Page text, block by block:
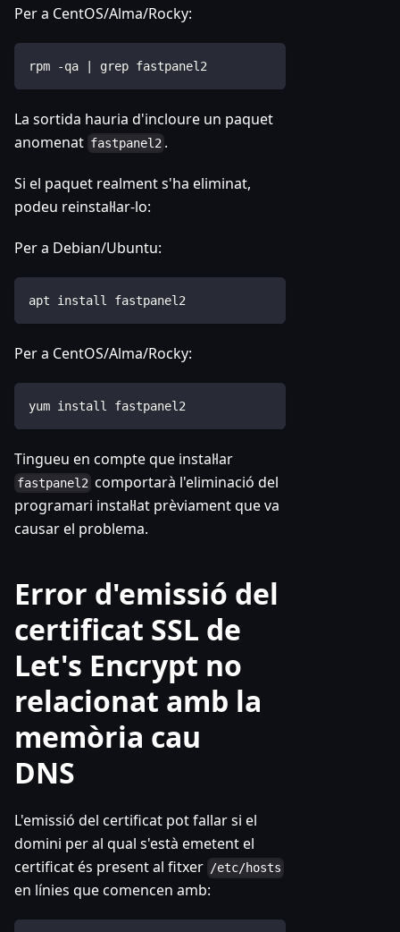
Per a CentOS/Alma/Rocky:
rpm -qa | grep fastpanel2
La sortida hauria d'incloure un paquet
anomenat fastpanel2 .
Si el paquet realment s'ha eliminat,
podeu reinstal·lar-lo:
Per a Debian/Ubuntu:
apt install fastpanel2
Per a CentOS/Alma/Rocky:
yum install fastpanel2
Tingueu en compte que instal·lar
fastpanel2 comportarà l'eliminació del
programari instal·lat prèviament que va
causar el problema.
Error d'emissió del
certificat SSL de
Let's Encrypt no
relacionat amb la
memòria cau
DNS
L'emissió del certificat pot fallar si el
domini per al qual s'està emetent el
certificat és present al fitxer /etc/hosts
en línies que comencen amb: